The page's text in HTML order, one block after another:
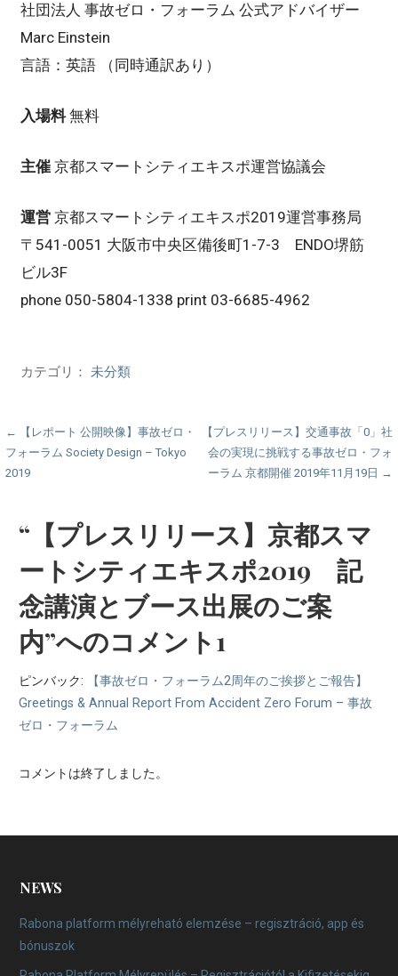
社団法人 事故ゼロ・フォーラム 公式アドバイザー
Marc Einstein
言語：英語 （同時通訳あり）
入場料無料
主催 京都スマートシティエキスポ運営協議会
運営 京都スマートシティエキスポ2019運営事務局
〒541-0051 大阪市中央区備後町1-7-3 ENDO堺筋
ビル3F
phone 050-5804-1338 print 03-6685-4962
カテゴリ： 未分類
投
稿
ビ
ゲ
ー
シ
ョ
ン
← 【レポート 公開映像】事故ゼロ・
フォーラム Society Design – Tokyo
2019
【プレスリリース】交通事故「0」社
会の実現に挑戦する事故ゼロ・フォ
ーラム 京都開催 2019年11月19日 →
“【プレスリリース】京都スマ
ートシティエキスポ2019 記
念講演とブース出展のご案
内”へのコメント1
ピンバック:
【事故ゼロ・フォーラム2周年のご挨拶とご報告】
Greetings & Annual Report From Accident Zero Forum – 事故
ゼロ・フォーラム
コメントは終了しました。
NEWS
Rabona platform mélyreható elemzése – regisztráció, app és
bónuszok